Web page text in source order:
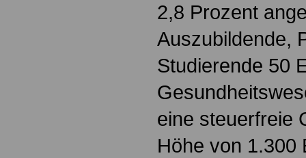
2,8 Prozent
Auszubildende,
Studierende 50
eine steuerfreie
Höhe von 1.300